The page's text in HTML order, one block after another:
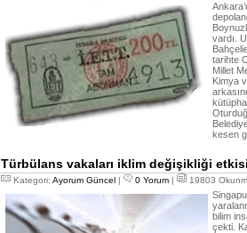
vardı.
tarihte
Millet
Kimya
kesen
Türbülans vakaları iklim değişikliği
Kategori: Ayorum Güncel | 0 Yorum | 19803
bilim
çekti.